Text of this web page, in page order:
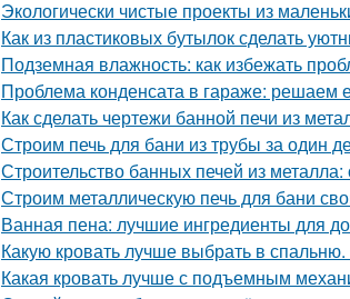
Экологически чистые проекты из
Как из пластиковых бутылок сделать
Подземная влажность: как избежать
Проблема конденсата в гараже: решаем
Как сделать чертежи банной печи из
Строим печь для бани из трубы за один
Строительство банных печей из
Строим металлическую печь для бани
Ванная пена: лучшие ингредиенты для
Какую кровать лучше выбрать в
Какая кровать лучше с подъемным